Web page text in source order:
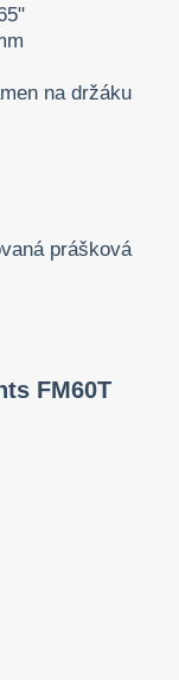
na držáku
prášková
FM60T